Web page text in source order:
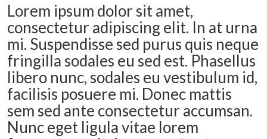
Lorem ipsum dolor sit amet,
consectetur adipiscing elit. In at urna
mi. Suspendisse sed purus quis neque
fringilla sodales eu sed est. Phasellus
libero nunc, sodales eu vestibulum id,
facilisis posuere mi. Donec mattis
sem sed ante consectetur accumsan.
Nunc eget ligula vitae lorem